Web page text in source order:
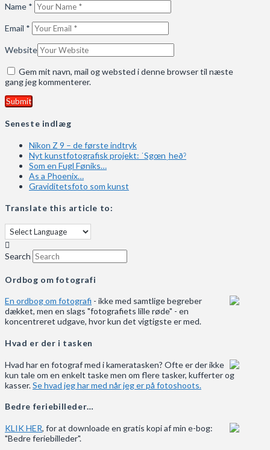
Name *
Email *
Website
Gem mit navn, mail og websted i denne browser til næste
gang jeg kommenterer.
Seneste indlæg
Nikon Z 9 – de første indtryk
Nyt kunstfotografisk projekt: ˈSgœnˌheðˀ
Som en Fugl Føniks…
As a Phoenix…
Graviditetsfoto som kunst
Translate this article to:
Search
Ordbog om fotografi
En ordbog om fotografi - ikke med samtlige begreber
dækket, men en slags "fotografiets lille røde" - en
koncentreret udgave, hvor kun det vigtigste er med.
Hvad er der i tasken
Hvad har en fotograf med i kameratasken? Ofte er der ikke
kun tale om en enkelt taske men om flere tasker, kufferter og
kasser.Se hvad jeg har med når jeg er på fotoshoots.
Bedre feriebilleder…
KLIK HER, for at downloade en gratis kopi af min e-bog:
"Bedre feriebilleder".